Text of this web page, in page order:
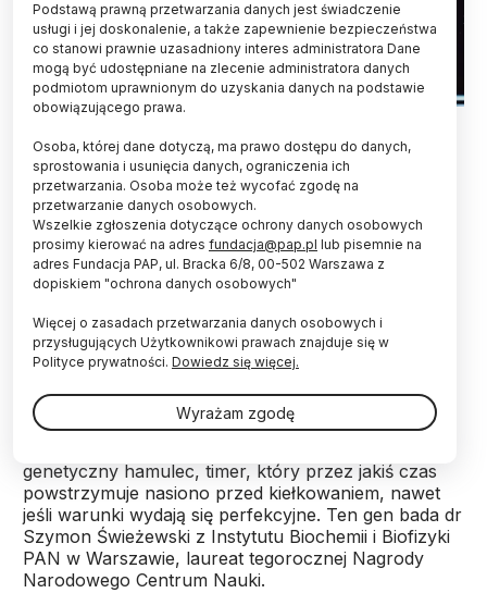
Fot. Fotolia
Dlaczego nasiona nie kiełkują w ostatni gorący
dzień lata? Skąd "wiedzą", że muszą jeszcze
poczekać? To sprawka jednego z roślinnych
genów. Badają go naukowcy z IBB PAN. A na
przykładzie tego genu wyciągają ważne wnioski o
przetwarzaniu informacji w komórce.
Ciepło, wilgoć, odpowiednio dużo światła...
Wydawałoby się, że takie warunki powinny
świetna pogoda nie zawsze oznacza, że nasiono
powinno się natychmiast obudzić do życia. To
genetyczny hamulec, timer, który przez jakiś czas
powstrzymuje nasiono przed kiełkowaniem, nawet
jeśli warunki wydają się perfekcyjne. Ten gen bada dr
Szymon Świeżewski z Instytutu Biochemii i Biofizyki
PAN w Warszawie, laureat tegorocznej Nagrody
Narodowego Centrum Nauki.
Podstawą prawną przetwarzania danych jest świadczenie
usługi i jej doskonalenie, a także zapewnienie bezpieczeństwa
co stanowi prawnie uzasadniony interes administratora Dane
mogą być udostępniane na zlecenie administratora danych
podmiotom uprawnionym do uzyskania danych na podstawie
obowiązującego prawa.
Osoba, której dane dotyczą, ma prawo dostępu do danych,
sprostowania i usunięcia danych, ograniczenia ich
przetwarzania. Osoba może też wycofać zgodę na
przetwarzanie danych osobowych.
Wszelkie zgłoszenia dotyczące ochrony danych osobowych
prosimy kierować na adres fundacja@pap.pl lub pisemnie na
adres Fundacja PAP, ul. Bracka 6/8, 00-502 Warszawa z
dopiskiem "ochrona danych osobowych"
Więcej o zasadach przetwarzania danych osobowych i
przysługujących Użytkownikowi prawach znajduje się w
Polityce prywatności. Dowiedz się więcej.
Wyrażam zgodę